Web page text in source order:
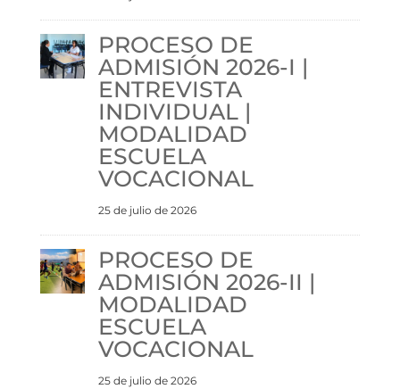
PROCESO DE
ADMISIÓN 2026-I |
ENTREVISTA
INDIVIDUAL |
MODALIDAD
ESCUELA
VOCACIONAL
25 de julio de 2026
PROCESO DE
ADMISIÓN 2026-II |
MODALIDAD
ESCUELA
VOCACIONAL
25 de julio de 2026